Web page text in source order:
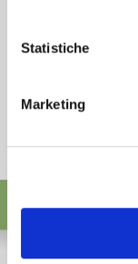
Statistiche
Marketing